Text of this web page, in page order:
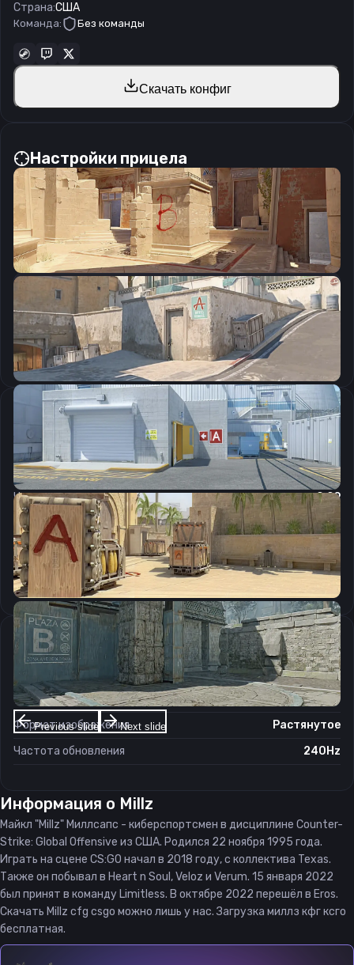
Страна:США
Команда: Без команды
Скачать конфиг
Настройки прицела
Previous slide Next slide
CSGO-sqzPu-c4CUM-EfR8s-iMYtc-TUzfF
Скопировать
Настройки мыши
DPI:
400
Чувствительность мыши в игре:
3.09
Чувствительность мыши в зуме:
0.99
Чувствительность мыши в Windows:
6/11
Ускорение мыши:
0
m_rawinput:
1
Настройки экрана
Разрешение
1280×960
Соотношение сторон
4:3
Формат изображения
Растянутое
Частота обновления
240Hz
Информация о Millz
Майкл "Millz" Миллсапс - киберспортсмен в дисциплине Counter-
Strike: Global Offensive из США. Родился 22 ноября 1995 года.
Играть на сцене CS:GO начал в 2018 году, с коллектива Texas.
Также он побывал в Heart n Soul, Veloz и Verum. 15 января 2022
был принят в команду Limitless. В октябре 2022 перешёл в Eros.
Скачать Millz cfg csgo можно лишь у нас. Загрузка миллз кфг ксго
бесплатная.